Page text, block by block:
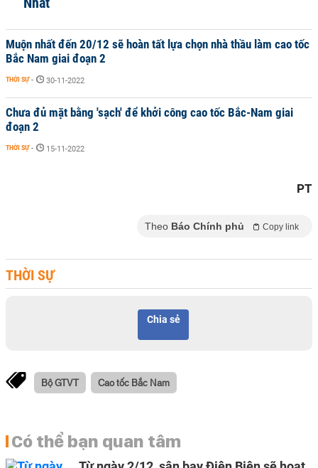
Muộn nhất đến 20/12 sẽ hoàn tất lựa chọn nhà thầu làm cao tốc
Bắc Nam giai đoạn 2
THỜI SỰ - 30-11-2022
Chưa đủ mặt bằng 'sạch' để khởi công cao tốc Bắc-Nam giai
đoạn 2
THỜI SỰ - 15-11-2022
PT
Theo Báo Chính phủ Copy link
THỜI SỰ
Chia sẻ
Bộ GTVT Cao tốc Bắc Nam
Có thể bạn quan tâm